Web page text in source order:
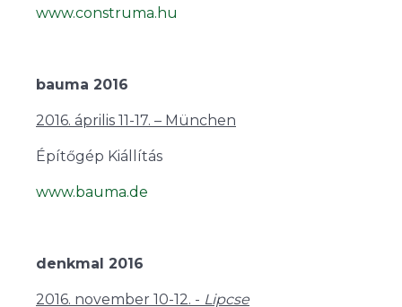
www.construma.hu
bauma 2016
2016. április 11-17. – München
Építőgép Kiállítás
www.bauma.de
denkmal 2016
2016. november 10-12. - Lipcse